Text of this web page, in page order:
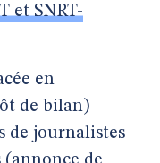
et SNRT-
en
de bilan)
de journalistes